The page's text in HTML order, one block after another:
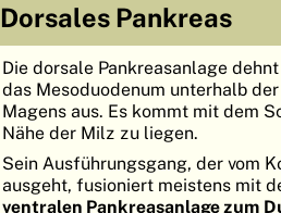
Dorsales Pankreas
Die dorsale Pankreasanlage
das Mesoduodenum unterhalb
Magens aus. Es kommt mit dem
Nähe der Milz zu liegen.
Sein Ausführungsgang, der vom
ausgeht, fusioniert meistens mit
ventralen Pankreasanlage zum